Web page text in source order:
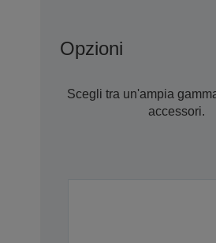
Opzioni
Scegli tra un'ampia
accessori.